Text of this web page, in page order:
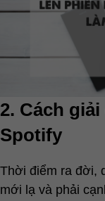
2. Cách
Spotify
Thời điểm ra đời,
mới lạ và phải